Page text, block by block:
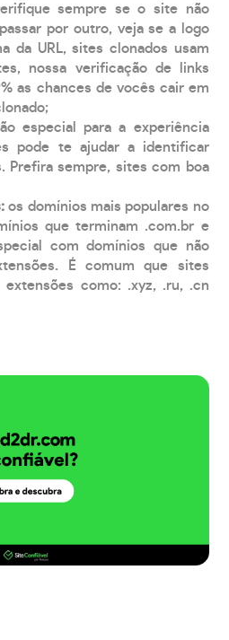
sempre se o site não
por outro, veja se a logo
da URL, sites clonados usam
nossa verificação de links
as chances de vocês cair em
especial para a experiência
pode te ajudar a identificar
Prefira sempre, sites com boa
os domínios mais populares no
que terminam .com.br e
com domínios que não
É comum que sites
extensões como: .xyz, .ru, .cn